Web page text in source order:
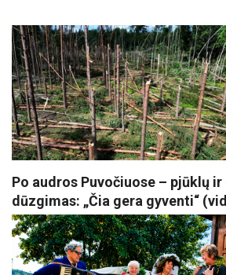
Po audros Puvočiuose – pjūklų
dūzgimas: „Čia gera gyventi“